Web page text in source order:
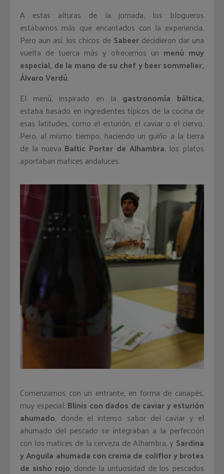
A estas alturas de la jornada, los blogueros
estábamos más que encantados con la experiencia.
Pero aun así, los chicos de Sabeerdecidieron dar una
vuelta de tuerca más y ofrecernos un menú muy
especial, de la mano de su chef y beer sommelier,
Álvaro Verdú.
El menú, inspirado en la gastronomía báltica,
estaba basado en ingredientes típicos de la cocina de
esas latitudes, como el esturión, el caviar o el ciervo.
Pero, al mismo tiempo, haciendo un guiño a la tierra
de la nueva Baltic Porter de Alhambra, los platos
aportaban matices andaluces.
Comenzamos con un entrante, en forma de canapés,
muy especial: Blinis con dados de caviar y esturión
ahumado, donde el intenso sabor del caviar y el
ahumado del pescado se integraban a la perfección
con los matices de la cerveza de Alhambra, y Sardina
y Anguila ahumada con crema de coliflor y brotes
de sisho rojo, donde la untuosidad de los pescados